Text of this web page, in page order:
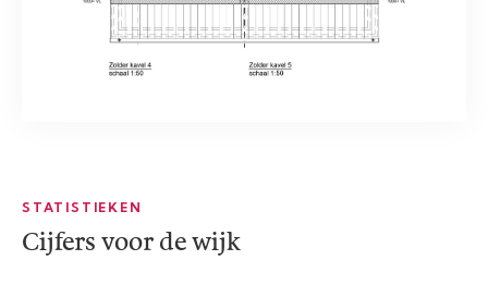
STATISTIEKEN
Cijfers voor de wijk